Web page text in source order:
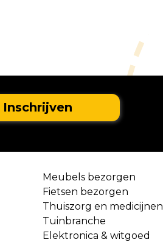
Meubels bezorgen
Fietsen bezorgen
Thuiszorg en medicijnen
Tuinbranche
Elektronica & witgoed